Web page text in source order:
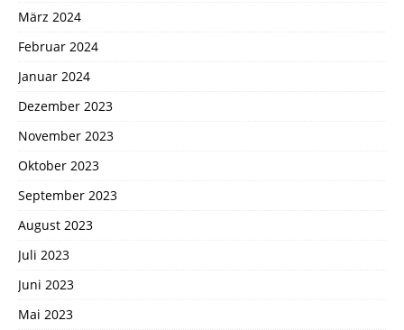
März 2024
Februar 2024
Januar 2024
Dezember 2023
November 2023
Oktober 2023
September 2023
August 2023
Juli 2023
Juni 2023
Mai 2023